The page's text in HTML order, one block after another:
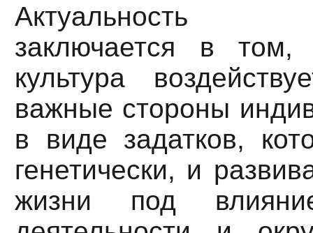
Актуальность
заключается в том,
культура
важные стороны
в виде задатков,
генетически, и
жизни под